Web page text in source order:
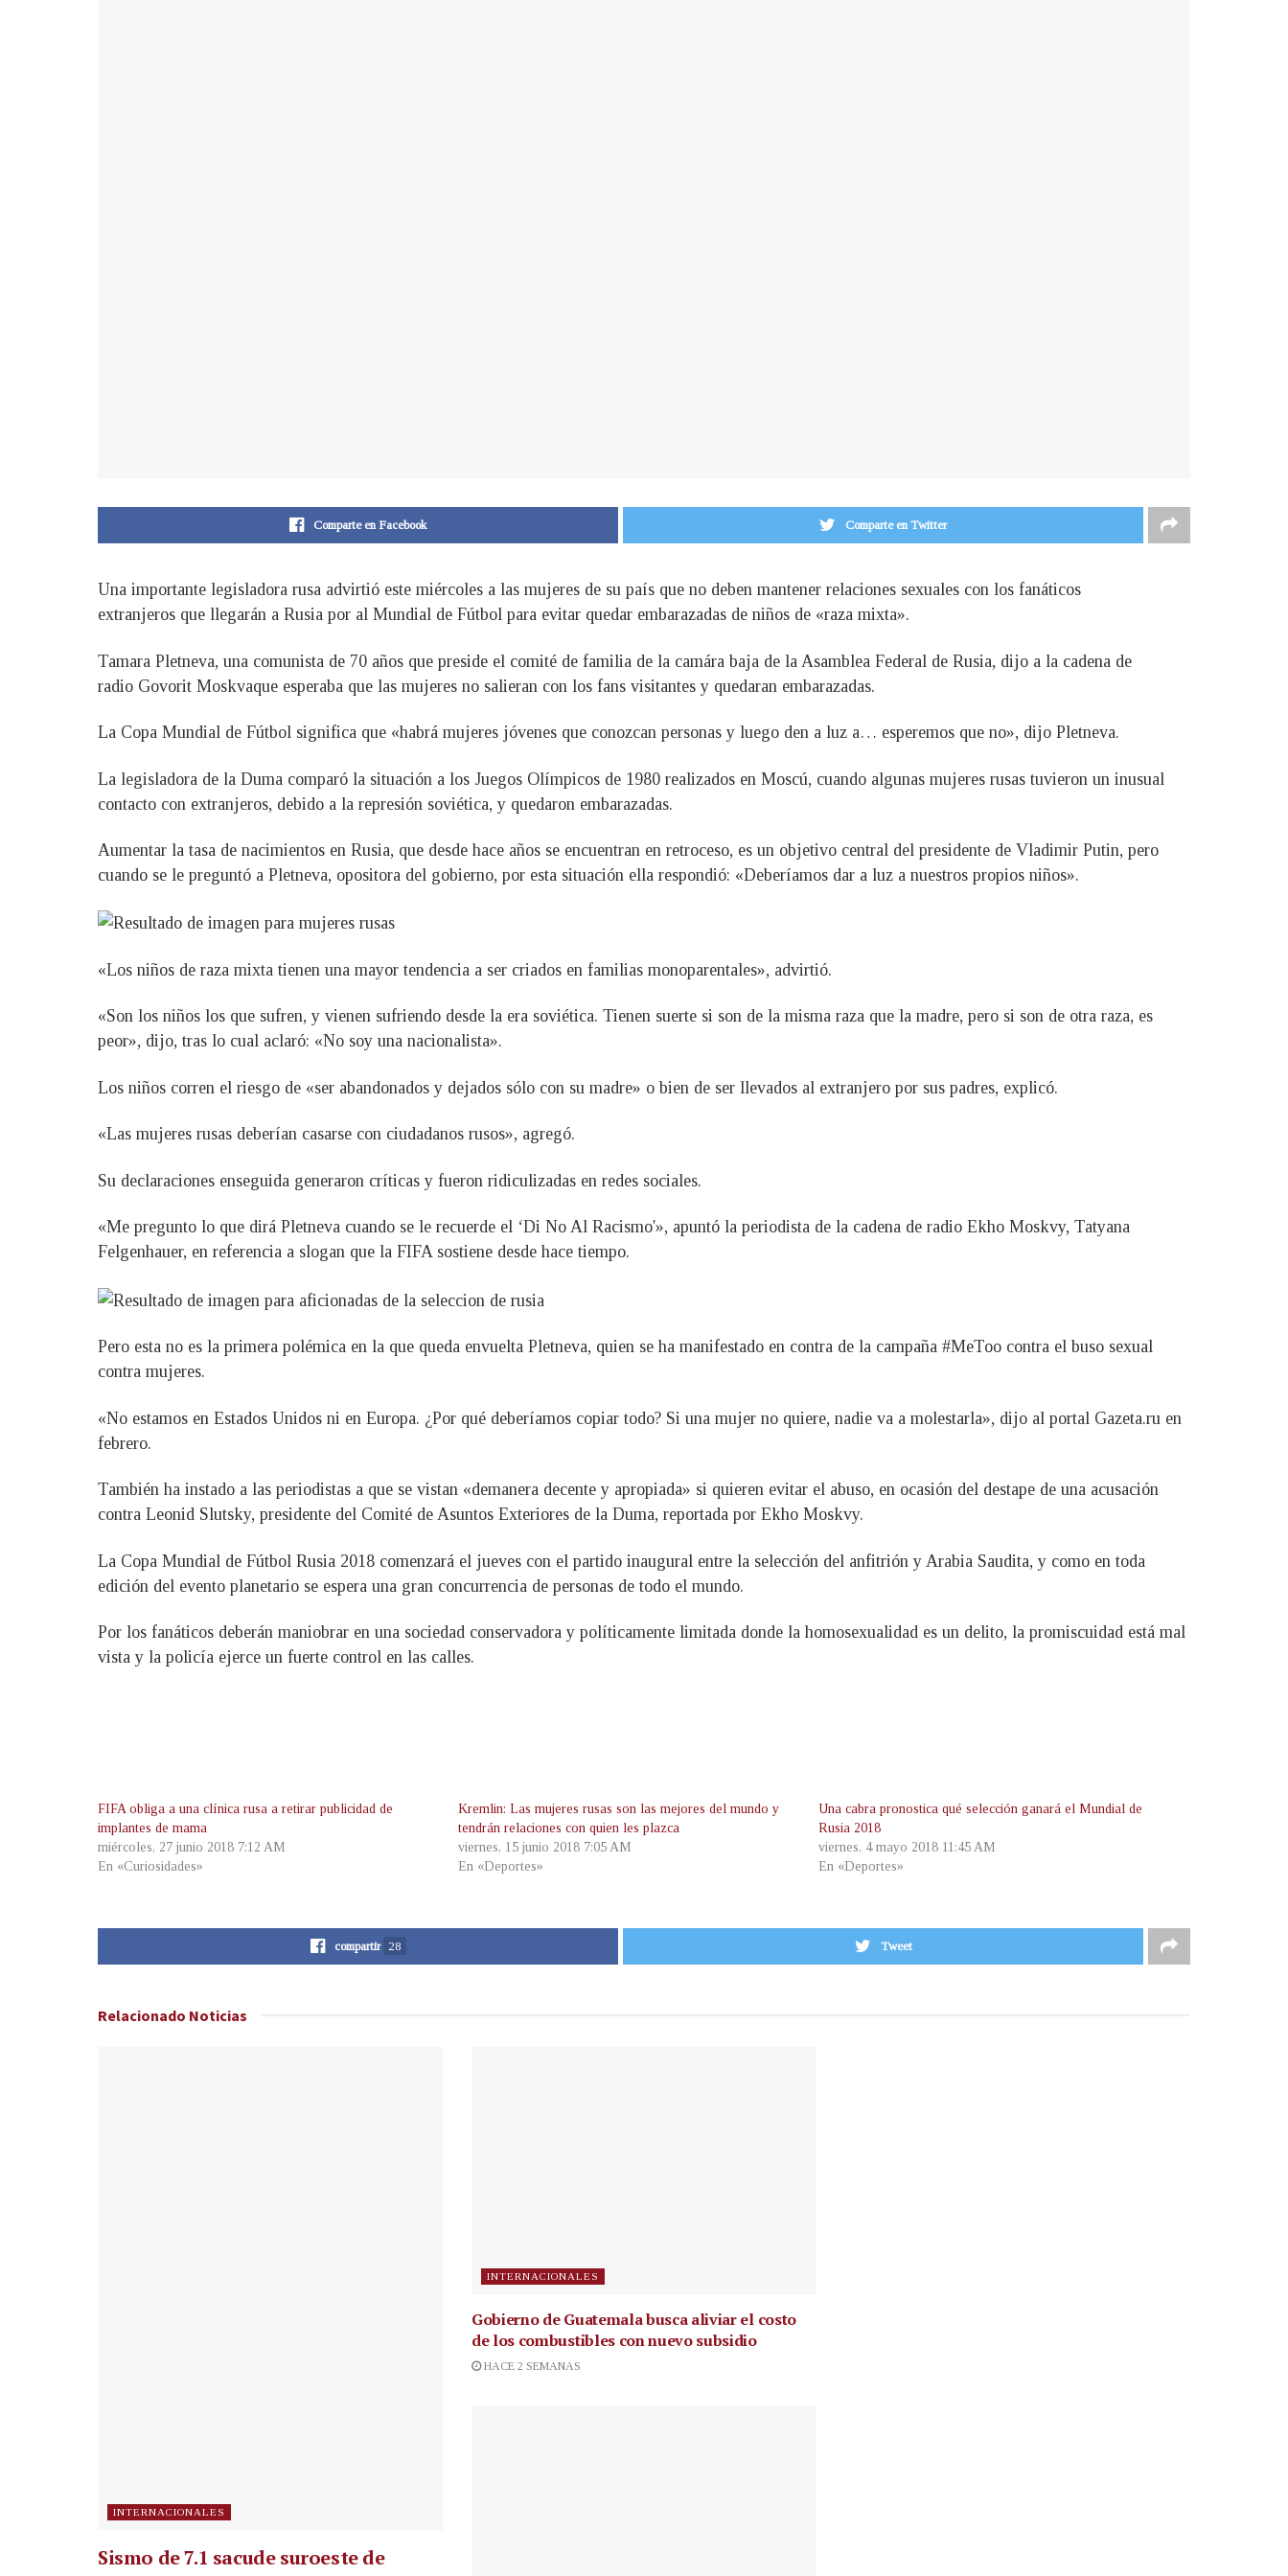
Comparte en Facebook Comparte en Twitter
Una importante legisladora rusa advirtió este miércoles a las mujeres de su país que no deben mantener relaciones sexuales con los fanáticos
extranjeros que llegarán a Rusia por al Mundial de Fútbol para evitar quedar embarazadas de niños de «raza mixta».
Tamara Pletneva, una comunista de 70 años que preside el comité de familia de la camára baja de la Asamblea Federal de Rusia, dijo a la cadena de
radio Govorit Moskvaque esperaba que las mujeres no salieran con los fans visitantes y quedaran embarazadas.
La Copa Mundial de Fútbol significa que «habrá mujeres jóvenes que conozcan personas y luego den a luz a… esperemos que no», dijo Pletneva.
La legisladora de la Duma comparó la situación a los Juegos Olímpicos de 1980 realizados en Moscú, cuando algunas mujeres rusas tuvieron un inusual
contacto con extranjeros, debido a la represión soviética, y quedaron embarazadas.
Aumentar la tasa de nacimientos en Rusia, que desde hace años se encuentran en retroceso, es un objetivo central del presidente de Vladimir Putin, pero
cuando se le preguntó a Pletneva, opositora del gobierno, por esta situación ella respondió: «Deberíamos dar a luz a nuestros propios niños».
«Los niños de raza mixta tienen una mayor tendencia a ser criados en familias monoparentales», advirtió.
«Son los niños los que sufren, y vienen sufriendo desde la era soviética. Tienen suerte si son de la misma raza que la madre, pero si son de otra raza, es
peor», dijo, tras lo cual aclaró: «No soy una nacionalista».
Los niños corren el riesgo de «ser abandonados y dejados sólo con su madre» o bien de ser llevados al extranjero por sus padres, explicó.
«Las mujeres rusas deberían casarse con ciudadanos rusos», agregó.
Su declaraciones enseguida generaron críticas y fueron ridiculizadas en redes sociales.
«Me pregunto lo que dirá Pletneva cuando se le recuerde el ‘Di No Al Racismo'», apuntó la periodista de la cadena de radio Ekho Moskvy, Tatyana
Felgenhauer, en referencia a slogan que la FIFA sostiene desde hace tiempo.
Pero esta no es la primera polémica en la que queda envuelta Pletneva, quien se ha manifestado en contra de la campaña #MeToo contra el buso sexual
contra mujeres.
«No estamos en Estados Unidos ni en Europa. ¿Por qué deberíamos copiar todo? Si una mujer no quiere, nadie va a molestarla», dijo al portal Gazeta.ru en
febrero.
También ha instado a las periodistas a que se vistan «demanera decente y apropiada» si quieren evitar el abuso, en ocasión del destape de una acusación
contra Leonid Slutsky, presidente del Comité de Asuntos Exteriores de la Duma, reportada por Ekho Moskvy.
La Copa Mundial de Fútbol Rusia 2018 comenzará el jueves con el partido inaugural entre la selección del anfitrión y Arabia Saudita, y como en toda
edición del evento planetario se espera una gran concurrencia de personas de todo el mundo.
Por los fanáticos deberán maniobrar en una sociedad conservadora y políticamente limitada donde la homosexualidad es un delito, la promiscuidad está mal
vista y la policía ejerce un fuerte control en las calles.
FIFA obliga a una clínica rusa a retirar publicidad de
implantes de mama
miércoles, 27 junio 2018 7:12 AM
En «Curiosidades»
Kremlin: Las mujeres rusas son las mejores del mundo y
tendrán relaciones con quien les plazca
viernes, 15 junio 2018 7:05 AM
En «Deportes»
Una cabra pronostica qué selección ganará el Mundial de
Rusia 2018
viernes, 4 mayo 2018 11:45 AM
En «Deportes»
compartir 28 Tweet
Relacionado Noticias
INTERNACIONALES
Sismo de 7.1 sacude suroeste de
INTERNACIONALES
Gobierno de Guatemala busca aliviar el costo
de los combustibles con nuevo subsidio
HACE 2 SEMANAS